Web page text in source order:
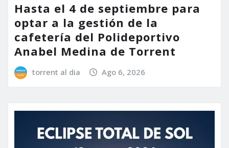
Hasta el 4 de septiembre para
optar a la gestión de la
cafetería del Polideportivo
Anabel Medina de Torrent
torrent al dia Ago 6, 2026